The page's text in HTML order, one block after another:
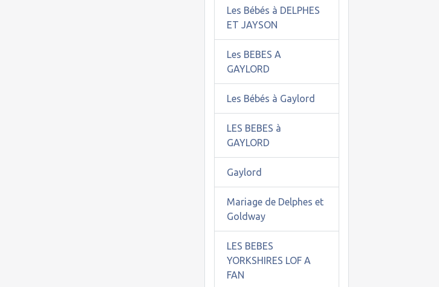
Les Bébés à DELPHES
ET JAYSON
Les BEBES A
GAYLORD
Les Bébés à Gaylord
LES BEBES à
GAYLORD
Gaylord
Mariage de Delphes et
Goldway
LES BEBES
YORKSHIRES LOF A
FAN